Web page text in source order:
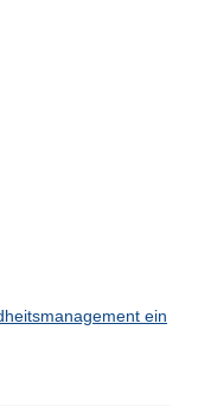
ein